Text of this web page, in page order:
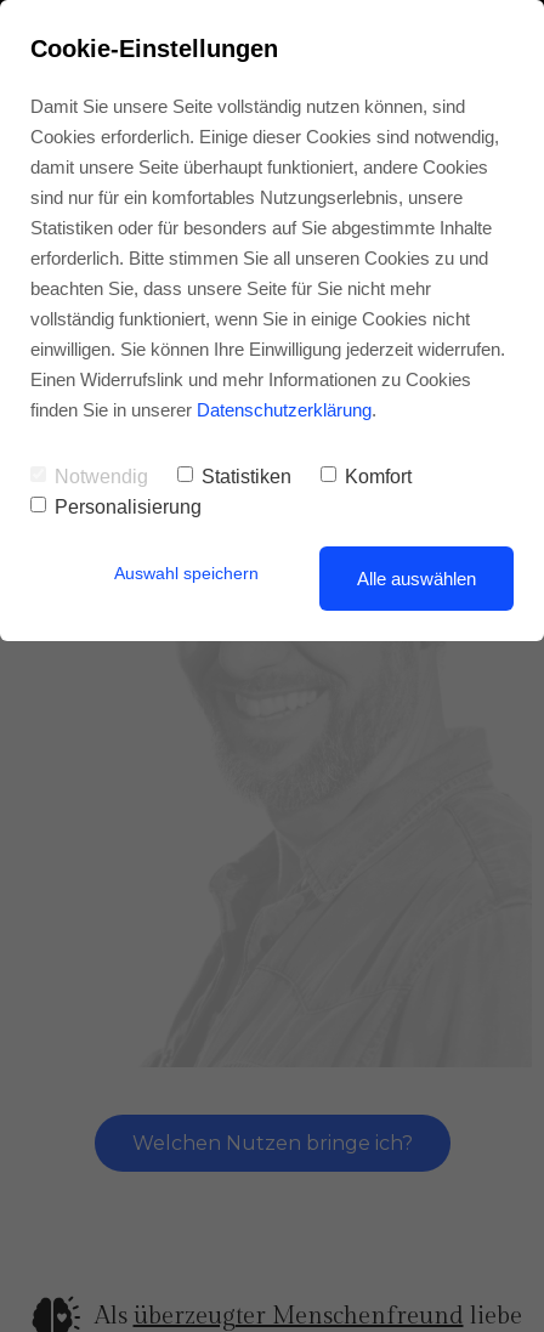
Welchen Nutzen bringe ich?
Als überzeugter Menschenfreund liebe
Cookie-Einstellungen
Damit Sie unsere Seite vollständig nutzen können, sind
Cookies erforderlich. Einige dieser Cookies sind notwendig,
damit unsere Seite überhaupt funktioniert, andere Cookies
sind nur für ein komfortables Nutzungserlebnis, unsere
Statistiken oder für besonders auf Sie abgestimmte Inhalte
erforderlich. Bitte stimmen Sie all unseren Cookies zu und
beachten Sie, dass unsere Seite für Sie nicht mehr
vollständig funktioniert, wenn Sie in einige Cookies nicht
einwilligen. Sie können Ihre Einwilligung jederzeit widerrufen.
Einen Widerrufslink und mehr Informationen zu Cookies
finden Sie in unserer Datenschutzerklärung.
Notwendig Statistiken
Komfort
Personalisierung
Auswahl speichern Alle auswählen